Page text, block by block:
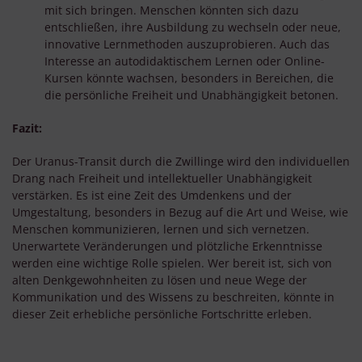
mit sich bringen. Menschen könnten sich dazu
entschließen, ihre Ausbildung zu wechseln oder neue,
innovative Lernmethoden auszuprobieren. Auch das
Interesse an autodidaktischem Lernen oder Online-
Kursen könnte wachsen, besonders in Bereichen, die
die persönliche Freiheit und Unabhängigkeit betonen.
Fazit:
Der Uranus-Transit durch die Zwillinge wird den individuellen
Drang nach Freiheit und intellektueller Unabhängigkeit
verstärken. Es ist eine Zeit des Umdenkens und der
Umgestaltung, besonders in Bezug auf die Art und Weise, wie
Menschen kommunizieren, lernen und sich vernetzen.
Unerwartete Veränderungen und plötzliche Erkenntnisse
werden eine wichtige Rolle spielen. Wer bereit ist, sich von
alten Denkgewohnheiten zu lösen und neue Wege der
Kommunikation und des Wissens zu beschreiten, könnte in
dieser Zeit erhebliche persönliche Fortschritte erleben.
Besondere Features:
Verwendung genauer Standortdaten
Endgeräteeigenschaften zur Identifikation aktiv abfragen